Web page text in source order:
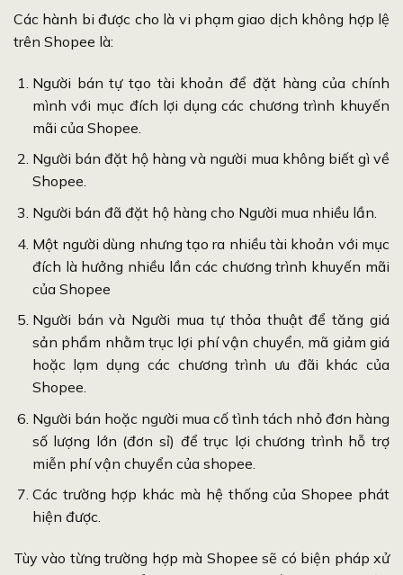
Các hành bi được cho là vi phạm giao dịch không hợp lệ
trên Shopee là:
Người bán tự tạo tài khoản để đặt hàng của chính
mình với mục đích lợi dụng các chương trình khuyến
mãi của Shopee.
Người bán đặt hộ hàng và người mua không biết gì về
Shopee.
Người bán đã đặt hộ hàng cho Người mua nhiều lần.
Một người dùng nhưng tạo ra nhiều tài khoản với mục
đích là hưởng nhiều lần các chương trình khuyến mãi
của Shopee
Người bán và Người mua tự thỏa thuật để tăng giá
sản phẩm nhằm trục lợi phí vận chuyển, mã giảm giá
hoặc lạm dụng các chương trình ưu đãi khác của
Shopee.
Người bán hoặc người mua cố tình tách nhỏ đơn hàng
số lượng lớn (đơn sỉ) để trục lợi chương trình hỗ trợ
miễn phí vận chuyển của shopee.
Các trường hợp khác mà hệ thống của Shopee phát
hiện được.
Tùy vào từng trường hợp mà Shopee sẽ có biện pháp xử